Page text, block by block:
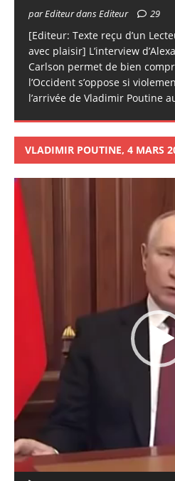
par Editeur dans Editeur 29
[Editeur: Texte reçu d’un
avec plaisir] L’interview
Carlson permet de bien
l’Occident s’oppose si
l’arrivée de Vladimir Poutine
VLADIMIR POUTINE, 4 MARS
Lecteur
vidéo